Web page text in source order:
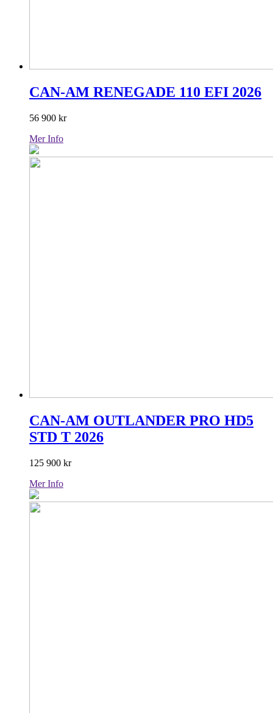
CAN-AM RENEGADE 110 EFI 2026
56 900 kr
Mer Info
CAN-AM OUTLANDER PRO HD5
STD T 2026
125 900 kr
Mer Info